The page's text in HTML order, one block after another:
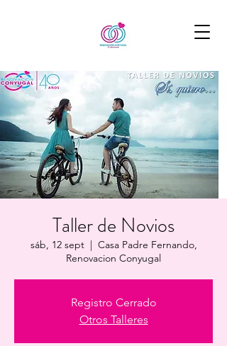
Taller de Novios
sáb, 12 sept
  |
Casa Padre Fernando,
Renovacion Conyugal
Registro Cerrado
Otros Talleres